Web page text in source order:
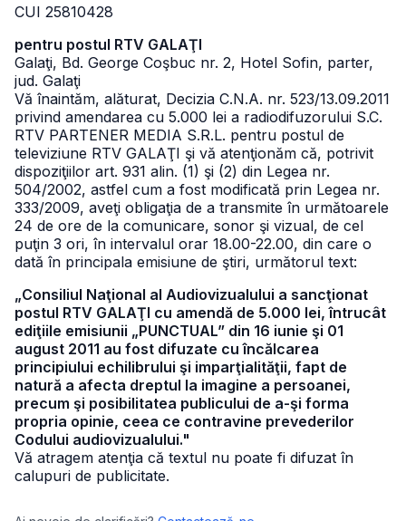
CUI 25810428
pentru postul RTV GALAŢI
Galaţi, Bd. George Coşbuc nr. 2, Hotel Sofin, parter,
jud. Galaţi
Vă înaintăm, alăturat, Decizia C.N.A. nr. 523/13.09.2011
privind amendarea cu 5.000 lei a radiodifuzorului S.C.
RTV PARTENER MEDIA S.R.L. pentru postul de
televiziune RTV GALAŢI şi vă atenţionăm că, potrivit
dispoziţiilor art. 931 alin. (1) şi (2) din Legea nr.
504/2002, astfel cum a fost modificată prin Legea nr.
333/2009, aveţi obligaţia de a transmite în următoarele
24 de ore de la comunicare, sonor şi vizual, de cel
puţin 3 ori, în intervalul orar 18.00-22.00, din care o
dată în principala emisiune de ştiri, următorul text:
„Consiliul Naţional al Audiovizualului a sancţionat
postul RTV GALAŢI cu amendă de 5.000 lei, întrucât
ediţiile emisiunii „PUNCTUAL” din 16 iunie şi 01
august 2011 au fost difuzate cu încălcarea
principiului echilibrului şi imparţialităţii, fapt de
natură a afecta dreptul la imagine a persoanei,
precum şi posibilitatea publicului de a-şi forma
propria opinie, ceea ce contravine prevederilor
Codului audiovizualului."
Vă atragem atenţia că textul nu poate fi difuzat în
calupuri de publicitate.